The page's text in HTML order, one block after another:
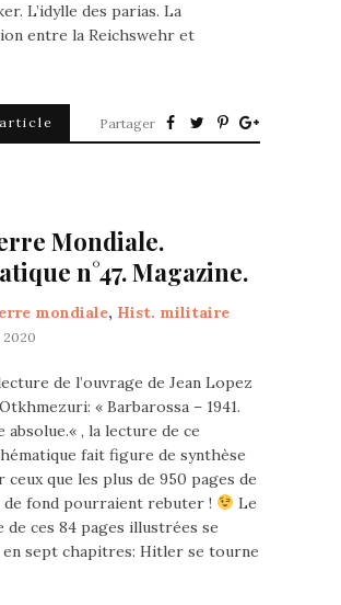
L’idylle des parias. La
entre la Reichswehr et
Partager
Mondiale.
n°47. Magazine.
mondiale, Hist. militaire
2020
de l’ouvrage de Jean Lopez
« Barbarossa – 1941.
absolue.« , la lecture de ce
fait figure de synthèse
ceux que les plus de 950 pages de
de fond pourraient rebuter !
Le
de ces 84 pages illustrées se
en sept chapitres: Hitler se tourne